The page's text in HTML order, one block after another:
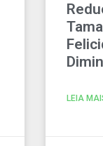
LEIA